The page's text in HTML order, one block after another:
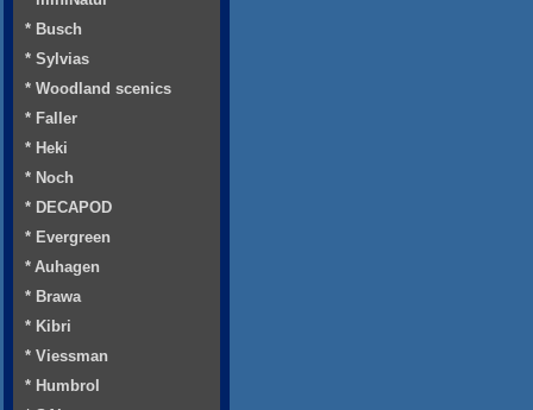
* Busch
* Sylvias
* Woodland scenics
* Faller
* Heki
* Noch
* DECAPOD
* Evergreen
* Auhagen
* Brawa
* Kibri
* Viessman
* Humbrol